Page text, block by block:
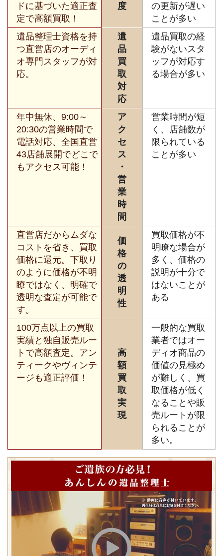
ドに基づいた適正査
定で高額買取！
度
の更新が遅い
ことが多い
遺品整理士資格を持
つ直営店のオーディ
オ専門スタッフが対
応。
遺
品
買
取
対
応
遺品買取の経
験がないスタ
ッフが対応す
る場合が多い
年中無休、9:00～
20:30の営業時間で
電話対応、全国直営
43店舗展開でどこで
もアクセス可能！
ア
ク
セ
ス
・
営
業
時
間
営業時間が短
く、店舗数が
限られている
ことが多い
直営店だからムダな
コストを省き、買取
価格に還元。下取り
のように価格が不明
瞭ではなく、明確で
透明な査定が可能で
す。
価
格
の
透
明
性
買取価格が不
明瞭な場合が
多く、価格の
説明が十分で
はないことが
ある
100万点以上の買取
実績と独自販売ルー
トで高額査定。アン
ティークやヴィンテ
ージも適正評価！
高
額
買
取
実
現
一般的な買取
業者ではオー
ディオ商品の
価値の見極め
が難しく、買
取価格が低く
なることや販
売ルートが限
られることが
多い。